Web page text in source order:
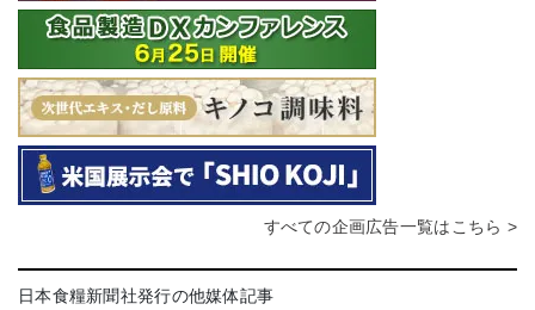
すべての企画広告一覧はこちら >
日本食糧新聞社発行の他媒体記事